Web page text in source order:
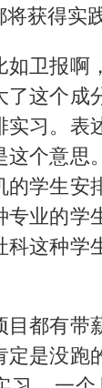
获得实
如卫报啊
了这个成
实习。表
这个意思
的学生安
专业的学
这种学
都有带
定是没跑